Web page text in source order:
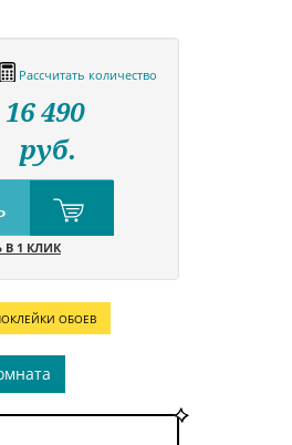
Рассчитать количество
16 490
руб.
В 1 КЛИК
ОБОЕВ